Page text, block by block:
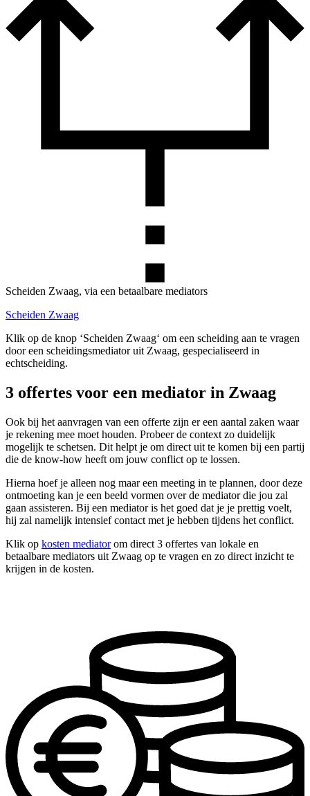
Scheiden Zwaag, via een betaalbare mediators
Scheiden Zwaag
Klik op de knop ‘Scheiden Zwaag‘ om een scheiding aan te vragen
door een scheidingsmediator uit Zwaag, gespecialiseerd in
echtscheiding.
3 offertes voor een mediator in Zwaag
Ook bij het aanvragen van een offerte zijn er een aantal zaken waar
je rekening mee moet houden. Probeer de context zo duidelijk
mogelijk te schetsen. Dit helpt je om direct uit te komen bij een partij
die de know-how heeft om jouw conflict op te lossen.
Hierna hoef je alleen nog maar een meeting in te plannen, door deze
ontmoeting kan je een beeld vormen over de mediator die jou zal
gaan assisteren. Bij een mediator is het goed dat je je prettig voelt,
hij zal namelijk intensief contact met je hebben tijdens het conflict.
Klik op kosten mediatorom direct 3 offertes van lokale en
betaalbare mediators uit Zwaag op te vragen en zo direct inzicht te
krijgen in de kosten.